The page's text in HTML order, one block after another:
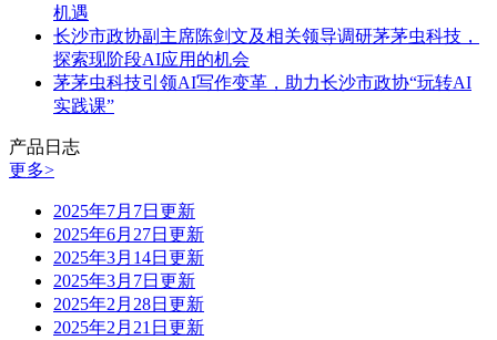
机遇
长沙市政协副主席陈剑文及相关领导调研茅茅虫科技，
探索现阶段AI应用的机会
茅茅虫科技引领AI写作变革，助力长沙市政协“玩转AI
实践课”
产品日志
更多>
2025年7月7日更新
2025年6月27日更新
2025年3月14日更新
2025年3月7日更新
2025年2月28日更新
2025年2月21日更新